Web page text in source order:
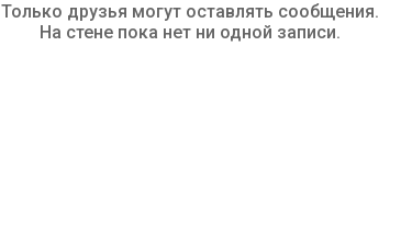
Только друзья могут оставлять сообщения.
На стене пока нет ни одной записи.